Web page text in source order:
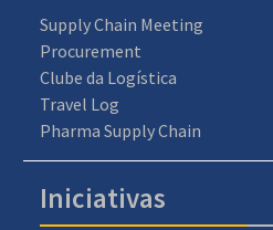
Supply Chain Meeting
Procurement
Clube da Logística
Travel Log
Pharma Supply Chain
Iniciativas